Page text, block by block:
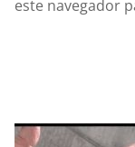
este navegador